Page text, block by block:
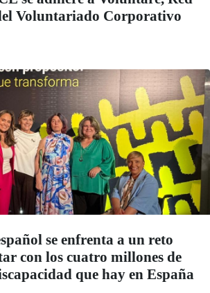
Voluntariado Corporativo
se enfrenta a un reto
con los cuatro millones de
que hay en España